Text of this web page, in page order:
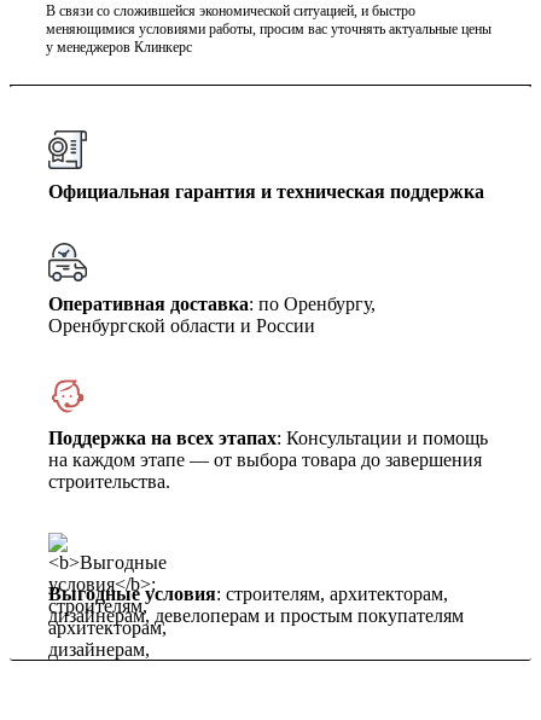
В связи со сложившейся экономической ситуацией, и быстро
меняющимися условиями работы, просим вас уточнять актуальные цены
у менеджеров Клинкерс
Официальная гарантия и техническая поддержка
Оперативная доставка: по Оренбургу,
Оренбургской области и России
Поддержка на всех этапах: Консультации и помощь
на каждом этапе — от выбора товара до завершения
строительства.
Выгодные условия: строителям, архитекторам,
дизайнерам, девелоперам и простым покупателям